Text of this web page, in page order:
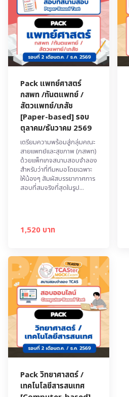
Pack แพทย์ศาสตร์
กสพท /ทันตแพทย์ /
สัตวแพทย์/เภสัช
[Paper-based] รอบ
ตุลาคม/ธันวาคม 2569
เตรียมความพร้อมสู่กลุ่มคณะ
สายแพทย์และสุขภาพ (กสพท)
ด้วยแพ็กเกจสนามสอบจำลอง
สำหรับว่าที่ทีมหมอโดยเฉพาะ
ให้น้องๆ สัมผัสบรรยากาศการ
สอบที่สมจริงที่สุดในรูป...
1,520 บาท
Pack วิทยาศาสตร์ /
เทคโนโลยีสารสนเทศ